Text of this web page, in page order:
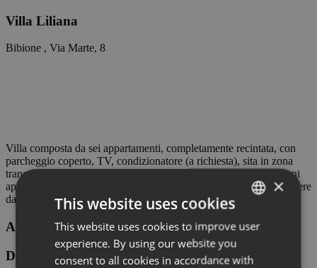
Villa Liliana
Bibione , Via Marte, 8
Villa composta da sei appartamenti, completamente recintata, con
parcheggio coperto, TV, condizionatore (a richiesta), sita in zona
tranquilla a pochi passi dalla spiaggia (180 mt.) e dai negozi. Ogni
appartamento è composto da ampio soggiorno, cucinino, due camere
da letto (3 + 2 posti), bagno con doccia.
A - Three-room apartment
Details
ITALIAN
×
This website uses cookies
This website uses cookies to improve user
experience. By using our website you
consent to all cookies in accordance with